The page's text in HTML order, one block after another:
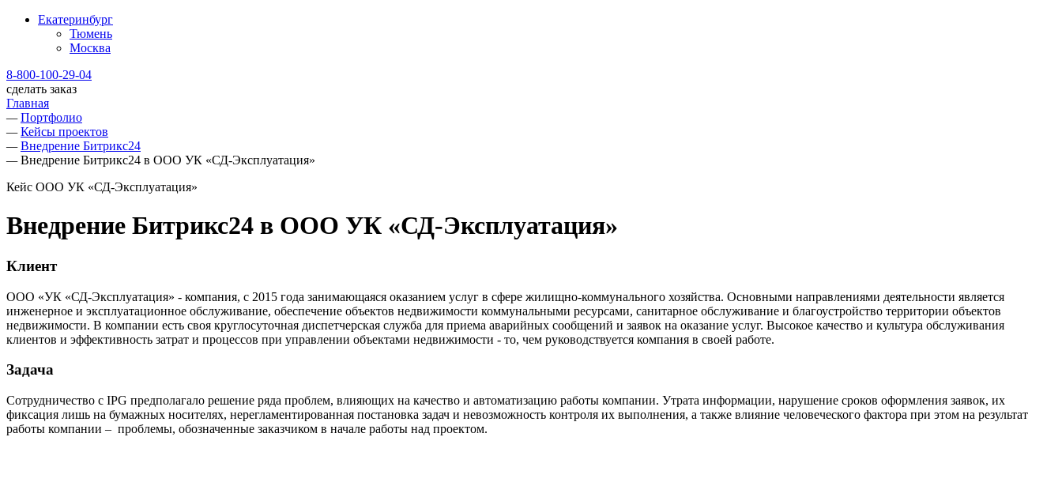
Екатеринбург
Тюмень
Москва
8-800-100-29-04
сделать заказ
Главная
— Портфолио
— Кейсы проектов
— Внедрение Битрикс24
— Внедрение Битрикс24 в ООО УК «СД-Эксплуатация»
Кейс ООО УК «СД-Эксплуатация»
Внедрение Битрикс24 в ООО УК «СД-Эксплуатация»
Клиент
ООО «УК «СД-Эксплуатация» - компания, с 2015 года занимающаяся оказанием услуг в сфере жилищно-коммунального хозяйства. Основными направлениями деятельности является
инженерное и эксплуатационное обслуживание, обеспечение объектов недвижимости коммунальными ресурсами, санитарное обслуживание и благоустройство территории объектов
недвижимости. В компании есть своя круглосуточная диспетчерская служба для приема аварийных сообщений и заявок на оказание услуг. Высокое качество и культура обслуживания
клиентов и эффективность затрат и процессов при управлении объектами недвижимости - то, чем руководствуется компания в своей работе.
Задача
Сотрудничество с IPG предполагало решение ряда проблем, влияющих на качество и автоматизацию работы компании. Утрата информации, нарушение сроков оформления заявок, их
фиксация лишь на бумажных носителях, нерегламентированная постановка задач и невозможность контроля их выполнения, а также влияние человеческого фактора при этом на результат
работы компании – проблемы, обозначенные заказчиком в начале работы над проектом.